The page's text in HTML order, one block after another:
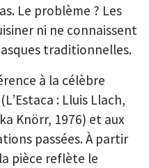
Le problème ? Les
ni ne connaissent
traditionnelles.
à la célèbre
: Lluis Llach,
Knörr, 1976) et aux
passées. À partir
pièce reflète le